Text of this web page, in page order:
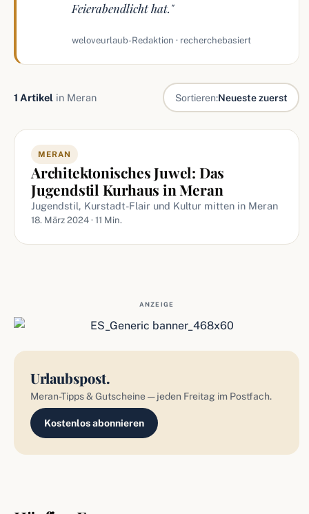
Feierabendlicht hat."
weloveurlaub-Redaktion · recherchebasiert
1 Artikel in Meran Sortieren:Neueste zuerst
Artikel in Meran
MERAN
Architektonisches Juwel: Das
Jugendstil Kurhaus in Meran
Jugendstil, Kurstadt-Flair und Kultur mitten in Meran
18. März 2024 · 11 Min.
ANZEIGE
Urlaubspost.
Meran-Tipps & Gutscheine — jeden Freitag im Postfach.
Kostenlos abonnieren